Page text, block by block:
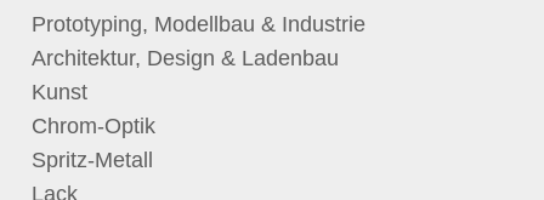
Prototyping, Modellbau & Industrie
Architektur, Design & Ladenbau
Kunst
Chrom-Optik
Spritz-Metall
Lack